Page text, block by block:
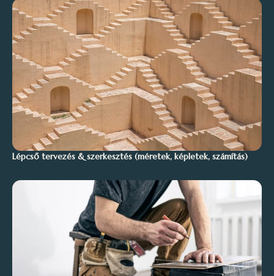
Lépcső tervezés & szerkesztés (méretek, képletek, számítás)